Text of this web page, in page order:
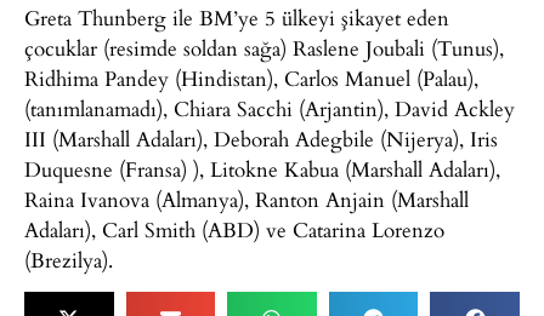
Greta Thunberg ile BM’ye 5 ülkeyi şikayet eden
çocuklar (resimde soldan sağa) Raslene Joubali (Tunus),
Ridhima Pandey (Hindistan), Carlos Manuel (Palau),
(tanımlanamadı), Chiara Sacchi (Arjantin), David Ackley
III (Marshall Adaları), Deborah Adegbile (Nijerya), Iris
Duquesne (Fransa) ), Litokne Kabua (Marshall Adaları),
Raina Ivanova (Almanya), Ranton Anjain (Marshall
Adaları), Carl Smith (ABD) ve Catarina Lorenzo
(Brezilya).